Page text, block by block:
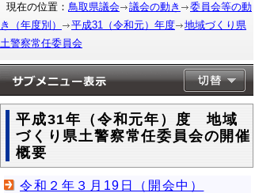
現在の位置： 鳥取県議会 議会の動き
委員会等の動
き（年度別）
平成31（令和元）年度
地域づくり県
土警察常任委員会
平成31年（令和元年）度 地域
づくり県土警察常任委員会の開催
概要
令和２年３月19日（開会中）